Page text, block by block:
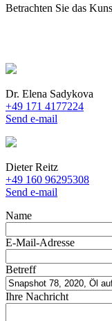
Betrachten Sie das
Dr. Elena Sadykova
+49 171 4177224
Send e-mail
Dieter Reitz
+49 160 96295308
Send e-mail
Name
E-Mail-Adresse
Betreff
Ihre Nachricht